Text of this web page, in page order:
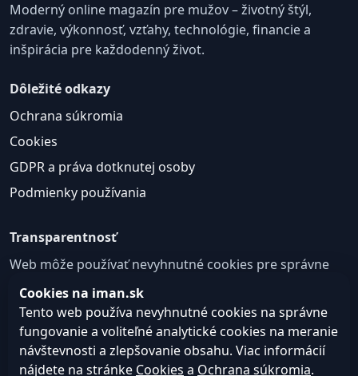
Moderný online magazín pre mužov – životný štýl,
zdravie, výkonnosť, vzťahy, technológie, financie a
inšpirácia pre každodenný život.
Dôležité odkazy
Ochrana súkromia
Cookies
GDPR a práva dotknutej osoby
Podmienky používania
Transparentnosť
Web môže používať nevyhnutné cookies pre správne
fungovanie a voliteľné analytické cookies na
zlepšovanie obsahu a používateľskej skúsenosti.
Nastavenie cookies
Cookies na iman.sk
Tento web používa nevyhnutné cookies na správne
fungovanie a voliteľné analytické cookies na meranie
návštevnosti a zlepšovanie obsahu. Viac informácií
nájdete na stránke Cookies a Ochrana súkromia.